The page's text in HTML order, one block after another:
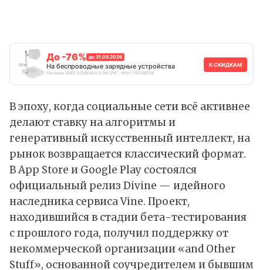
До -76% до 31.08.2026
На беспроводные зарядные устройства
Реклама. ООО "АЛИБАБА.КОМ (РУ)", ИНН 7703380158
К СКИДКАМ
В эпоху, когда социальные сети всё активнее
делают ставку на алгоритмы и
генеративный искусственный интеллект, на
рынок возвращается классический формат.
В App Store и Google Play состоялся
официальный релиз Divine — идейного
наследника сервиса Vine. Проект,
находившийся в стадии бета-тестирования
с прошлого года, получил поддержку от
некоммерческой организации «and Other
Stuff», основанной соучредителем и бывшим